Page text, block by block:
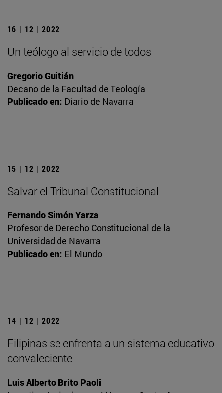
16 | 12 | 2022
Un teólogo al servicio de todos
Gregorio Guitián
Decano de la Facultad de Teología
Publicado en: Diario de Navarra
15 | 12 | 2022
Salvar el Tribunal Constitucional
Fernando Simón Yarza
Profesor de Derecho Constitucional de la
Universidad de Navarra
Publicado en: El Mundo
14 | 12 | 2022
Filipinas se enfrenta a un sistema educativo
convaleciente
Luis Alberto Brito Paoli